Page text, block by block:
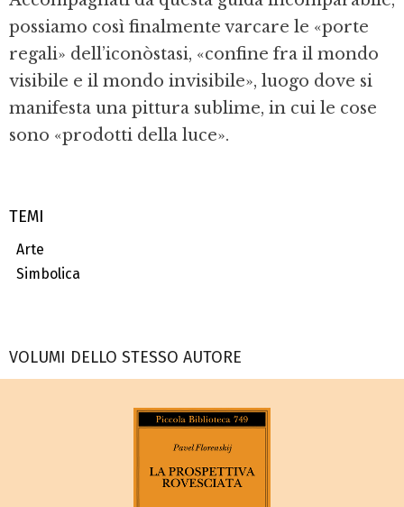
TEMI
Arte
Simbolica
possiamo così finalmente varcare le «porte
regali» dell’iconòstasi, «confine fra il mondo
visibile e il mondo invisibile», luogo dove si
manifesta una pittura sublime, in cui le cose
sono «prodotti della luce».
VOLUMI DELLO STESSO AUTORE